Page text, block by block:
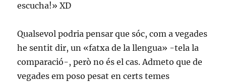
escucha!» XD
Qualsevol podria pensar que sóc, com a vegades
he sentit dir, un «fatxa de la llengua» -tela la
comparació-, però no és el cas. Admeto que de
vegades em poso pesat en certs temes